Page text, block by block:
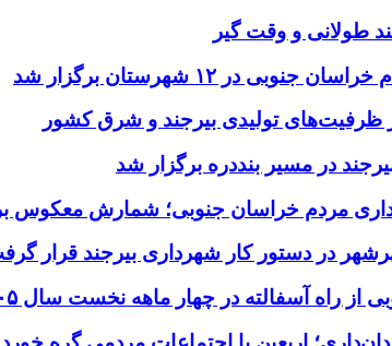
طولانی و وقت گیر
در ۱۲ شهرستان برگزار شد
ظرفیت‌های تولیدی بیرجند و شرق کشور
در مسیر بنددره برگزار شد
مردم خراسان جنوبی؛ شمارش معکوس
در دستور کار شهرداری بیرجند قرار